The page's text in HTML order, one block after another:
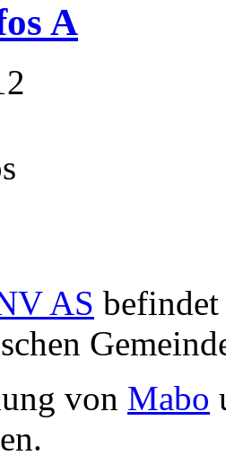
A
AS
von Mabo